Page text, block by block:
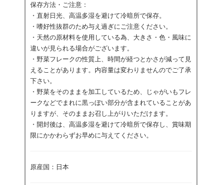
保存方法・ご注意：
・直射日光、高温多湿を避けて冷暗所で保存。
・嗜好性抜群のため与え過ぎにご注意ください。
・天然の原材料を使用している為、大きさ・色・風味に
違いが見られる場合がございます。
・野菜フレークの性質上、時間が経つとかさが減って見
えることがあります。内容量は変わりませんのでご了承
下さい。
・野菜をそのままを加工しているため、じゃがいもフレ
ークなどでまれに黒っぽい部分が含まれていることがあ
りますが、そのままお召し上がりいただけます。
・開封後は、高温多湿を避けて冷暗所で保存し、賞味期
限にかかわらずお早めに与えてください。
原産国：日本